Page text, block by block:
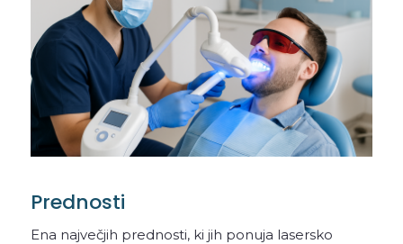
Prednosti
Ena največjih prednosti, ki jih ponuja lasersko